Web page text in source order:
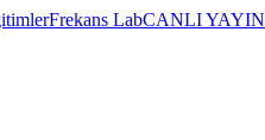
Frekans LabCANLI YAYIN